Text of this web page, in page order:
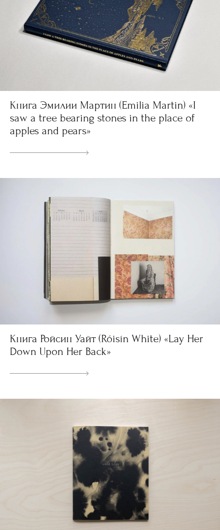
Книга Эмилии Мартин (Emilia Martin) «I
saw a tree bearing stones in the place of
apples and pears»
Книга Ройсин Уайт (Róisín White) «Lay Her
Down Upon Her Back»